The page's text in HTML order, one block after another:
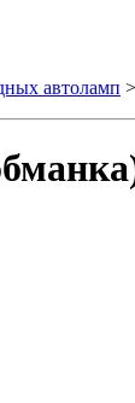
автоламп